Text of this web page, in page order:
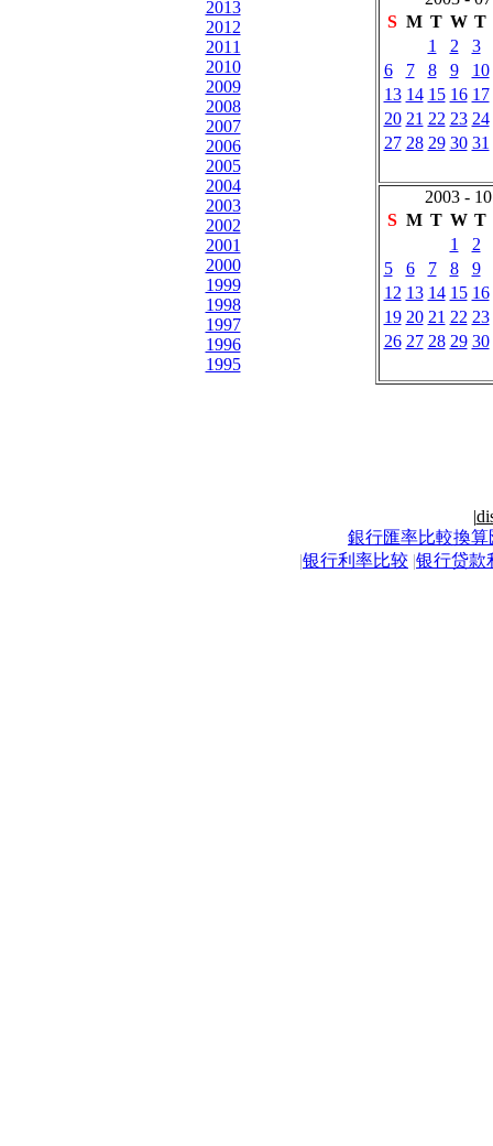
2013
2012
2011
2010
2009
2008
2007
2006
2005
2004
2003
2002
2001
2000
1999
1998
1997
1996
1995
S M T W T
1
2
3
6
7 8 9
10
13 14 15 16 17
20 21 22 23 24
27 28 29 30 31
2003 - 10
S M T W T
1
2
5
6 7 8
9
12 13 14 15 16
19 20 21 22 23
26 27 28 29 30
|
銀行匯率比較換算
|银行利率比较 |银行贷款